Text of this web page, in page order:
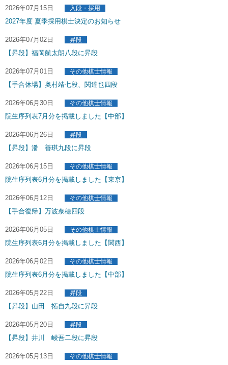
2026年07月15日 入段・採用
2027年度 夏季採用棋士決定のお知らせ
2026年07月02日 昇段
【昇段】福岡航太朗八段に昇段
2026年07月01日 その他棋士情報
【手合休場】奥村靖七段、関達也四段
2026年06月30日 その他棋士情報
院生序列表7月分を掲載しました【中部】
2026年06月26日 昇段
【昇段】潘 善琪九段に昇段
2026年06月15日 その他棋士情報
院生序列表6月分を掲載しました【東京】
2026年06月12日 その他棋士情報
【手合復帰】万波奈穂四段
2026年06月05日 その他棋士情報
院生序列表6月分を掲載しました【関西】
2026年06月02日 その他棋士情報
院生序列表6月分を掲載しました【中部】
2026年05月22日 昇段
【昇段】山田 拓自九段に昇段
2026年05月20日 昇段
【昇段】井川 崚吾二段に昇段
2026年05月13日 その他棋士情報